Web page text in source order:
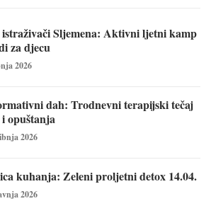
Sljemena: Aktivni ljetni kamp
za djecu
2026
dah: Trodnevni terapijski tečaj
opuštanja
2026
kuhanja: Zeleni proljetni detox 14.04.
2026